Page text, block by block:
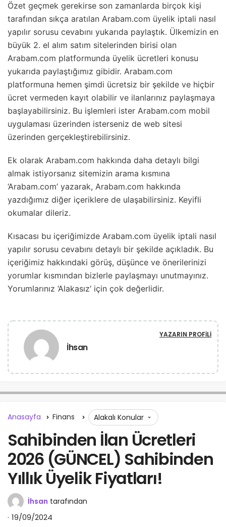
Özet geçmek gerekirse son zamanlarda birçok kişi
tarafından sıkça aratılan Arabam.com üyelik iptali nasıl
yapılır sorusu cevabını yukarıda paylaştık. Ülkemizin en
büyük 2. el alım satım sitelerinden birisi olan
Arabam.com platformunda üyelik ücretleri konusu
yukarıda paylaştığımız gibidir. Arabam.com
platformuna hemen şimdi ücretsiz bir şekilde ve hiçbir
ücret vermeden kayıt olabilir ve ilanlarınız paylaşmaya
başlayabilirsiniz. Bu işlemleri ister Arabam.com mobil
uygulaması üzerinden isterseniz de web sitesi
üzerinden gerçekleştirebilirsiniz.
Ek olarak Arabam.com hakkında daha detaylı bilgi
almak istiyorsanız sitemizin arama kısmına
‘Arabam.com’ yazarak, Arabam.com hakkında
yazdığımız diğer içeriklere de ulaşabilirsiniz. Keyifli
okumalar dileriz.
Kısacası bu içeriğimizde Arabam.com üyelik iptali nasıl
yapılır sorusu cevabını detaylı bir şekilde açıkladık. Bu
içeriğimiz hakkındaki görüş, düşünce ve önerilerinizi
yorumlar kısmından bizlerle paylaşmayı unutmayınız.
Yorumlarınız ‘Alakasız‘ için çok değerlidir.
İhsan
YAZARIN PROFILI
Anasayfa Finans Alakalı Konular
Sahibinden İlan Ücretleri
2026 (GÜNCEL) Sahibinden
Yıllık Üyelik Fiyatları!
İhsan tarafından
19/09/2024